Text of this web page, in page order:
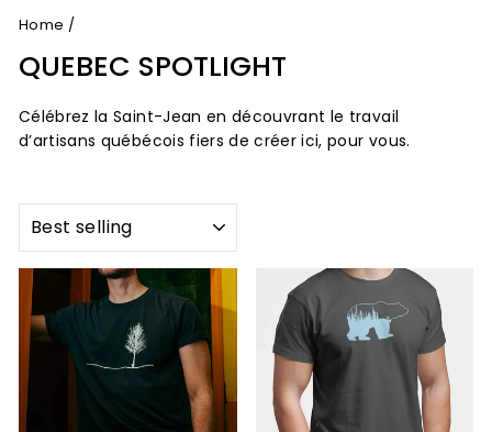
Home /
QUEBEC SPOTLIGHT
Célébrez la Saint-Jean en découvrant le travail
d’artisans québécois fiers de créer ici, pour vous.
SORT